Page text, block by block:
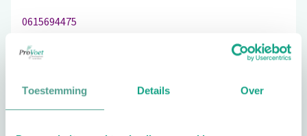
Toestemming Details Over
0615694475
Schrijf ook een review